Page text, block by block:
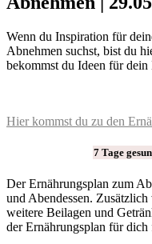
Wenn du Inspiration für
Abnehmen suchst, bist du
bekommst du Ideen für
Hier kommst du zu den
7 Tage
Der Ernährungsplan zum
und Abendessen.
weitere Beilagen und
der Ernährungsplan für